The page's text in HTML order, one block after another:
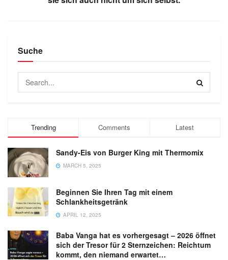
Suche
Trending Comments Latest
Sandy-Eis von Burger King mit Thermomix
MARCH 5, 2025
Beginnen Sie Ihren Tag mit einem
Schlankheitsgetränk
APRIL 12, 2025
Baba Vanga hat es vorhergesagt – 2026 öffnet
sich der Tresor für 2 Sternzeichen: Reichtum
kommt, den niemand erwartet…